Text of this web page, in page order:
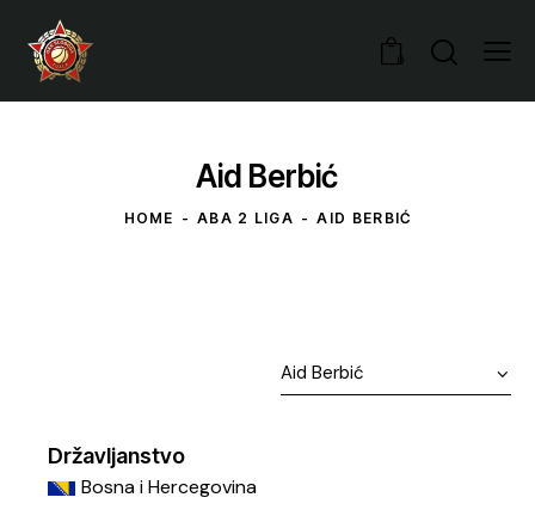
0
Aid Berbić
HOME ABA 2 LIGA AID BERBIĆ
Državljanstvo
Bosna i Hercegovina